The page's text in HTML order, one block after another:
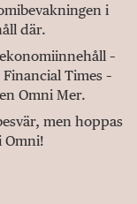
i
där.
–
Times –
Omni Mer.
men hoppas
Omni!